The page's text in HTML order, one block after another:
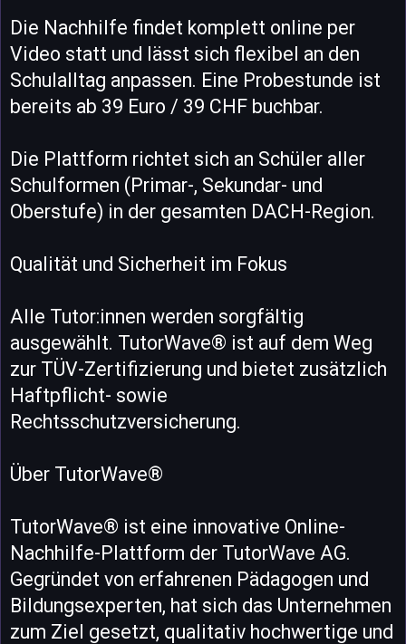
Die Nachhilfe findet komplett online per
Video statt und lässt sich flexibel an den
Schulalltag anpassen. Eine Probestunde ist
bereits ab 39 Euro / 39 CHF buchbar.
Die Plattform richtet sich an Schüler aller
Schulformen (Primar-, Sekundar- und
Oberstufe) in der gesamten DACH-Region.
Qualität und Sicherheit im Fokus
Alle Tutor:innen werden sorgfältig
ausgewählt. TutorWave® ist auf dem Weg
zur TÜV-Zertifizierung und bietet zusätzlich
Haftpflicht- sowie
Rechtsschutzversicherung.
Über TutorWave®
TutorWave® ist eine innovative Online-
Nachhilfe-Plattform der TutorWave AG.
Gegründet von erfahrenen Pädagogen und
Bildungsexperten, hat sich das Unternehmen
zum Ziel gesetzt, qualitativ hochwertige und